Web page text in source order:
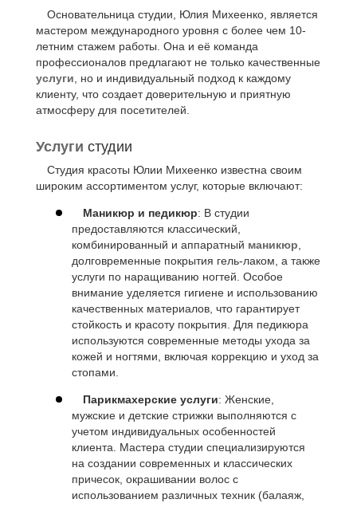
Основательница студии, Юлия Михеенко, является
мастером международного уровня с более чем 10-
летним стажем работы. Она и её команда
профессионалов предлагают не только качественные
услуги , но и индивидуальный подход к каждому
клиенту, что создает доверительную и приятную
атмосферу для посетителей.
Услуги студии
Студия красоты Юлии Михеенко известна своим
широким ассортиментом услуг, которые включают:
Маникюр и педикюр: В студии
предоставляются классический,
комбинированный и аппаратный маникюр
долговременные покрытия гель-лаком, а также
услуги по наращиванию ногтей. Особое
внимание уделяется гигиене и использованию
качественных материалов, что гарантирует
стойкость и красоту покрытия. Для педикюра
используются современные методы ухода за
кожей и ногтями, включая коррекцию и уход за
стопами.
Парикмахерские услуги: Женские,
мужские и детские стрижки выполняются с
учетом индивидуальных особенностей
клиента. Мастера студии специализируются
на создании современных и классических
причесок, окрашивании волос с
использованием различных техник (балаяж,